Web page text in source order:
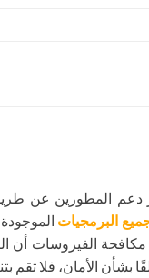
المطورين عن طريق
البرمجيات
الفيروسات أن
بشأن الأمان، فلا تقم